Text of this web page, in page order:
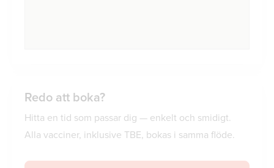
Redo att boka?
Hitta en tid som passar dig — enkelt och smidigt.
Alla vacciner, inklusive TBE, bokas i samma flöde.